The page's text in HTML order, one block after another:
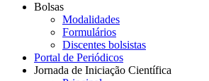
Bolsas
Modalidades
Formulários
Discentes bolsistas
Portal de Periódicos
Jornada de Iniciação Científica